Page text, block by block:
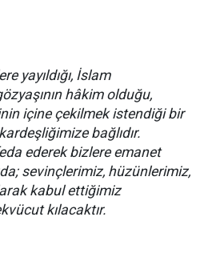
yayıldığı, İslam
hâkim olduğu,
içine çekilmek istendiği bir
bağlıdır.
ederek bizlere emanet
sevinçlerimiz, hüzünlerimiz,
kabul ettiğimiz
kılacaktır.